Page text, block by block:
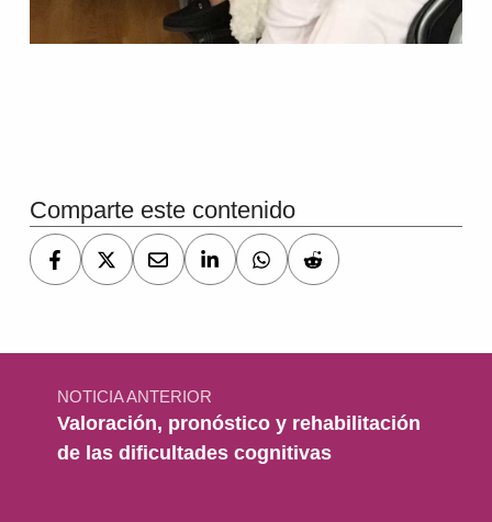
Comparte este contenido
Navegación de entradas
NOTICIA ANTERIOR
Valoración, pronóstico y rehabilitación
de las dificultades cognitivas